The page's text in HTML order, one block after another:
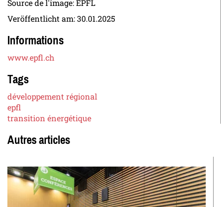
Source de l'image: EPFL
Veröffentlicht am:30.01.2025
Informations
www.epfl.ch
Tags
développement régional
epfl
transition énergétique
Autres articles